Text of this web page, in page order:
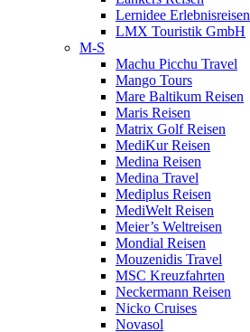
Lernidee Erlebnisreisen
LMX Touristik GmbH
M-S
Machu Picchu Travel
Mango Tours
Mare Baltikum Reisen
Maris Reisen
Matrix Golf Reisen
MediKur Reisen
Medina Reisen
Medina Travel
Mediplus Reisen
MediWelt Reisen
Meier’s Weltreisen
Mondial Reisen
Mouzenidis Travel
MSC Kreuzfahrten
Neckermann Reisen
Nicko Cruises
Novasol